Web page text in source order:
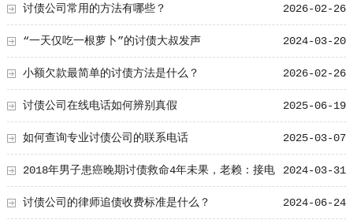
了，相信很快就能解决 2026-02-26
讨债公司常用的方法有哪些？
2024-03-20
“一天仅吃一根萝卜”的讨债大叔发声
2026-02-26
小额欠款最简单的讨债方法是什么？
2025-06-19
讨债公司在线电话如何辨别真假
2025-03-07
如何查询专业讨债公司的联系电话
2024-03-31
2018年男子患癌晚期讨债救命4年未果，老赖：接电
话就够给面子了 2024-06-24
讨债公司的律师追债收费标准是什么？